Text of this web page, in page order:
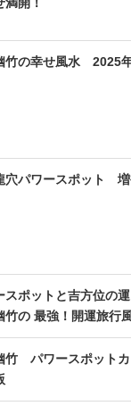
竹の幸せ風水 2025
穴パワースポット 増
スポットと吉方位の
竹の 最強！開運旅行
竹 パワースポット